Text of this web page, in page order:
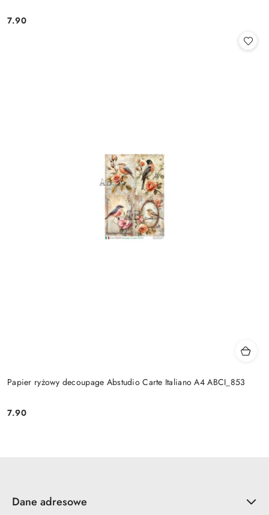
Cena:
7.90
Papier ryżowy decoupage Abstudio Carte Italiano A4 ABCI_853
Cena:
7.90
Dane adresowe